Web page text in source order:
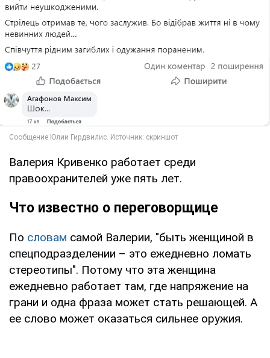
Валерия Кривенко работает среди
правоохранителей уже пять лет.
Что известно о переговорщице
По словам самой Валерии, "быть женщиной в
спецподразделении – это ежедневно ломать
стереотипы". Потому что эта женщина
ежедневно работает там, где напряжение на
грани и одна фраза может стать решающей. А
ее слово может оказаться сильнее оружия.